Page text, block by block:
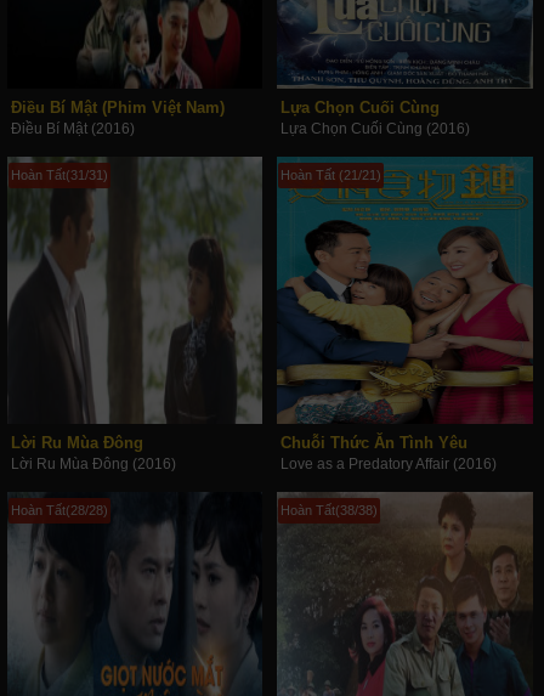
Điều Bí Mật (Phim Việt Nam)
Điều Bí Mật (2016)
Lựa Chọn Cuối Cùng
Lựa Chọn Cuối Cùng (2016)
Hoàn Tất(31/31)
Lời Ru Mùa Đông
Lời Ru Mùa Đông (2016)
Hoàn Tất (21/21)
Chuỗi Thức Ăn Tình Yêu
Love as a Predatory Affair (2016)
Hoàn Tất(28/28) Hoàn Tất(38/38)